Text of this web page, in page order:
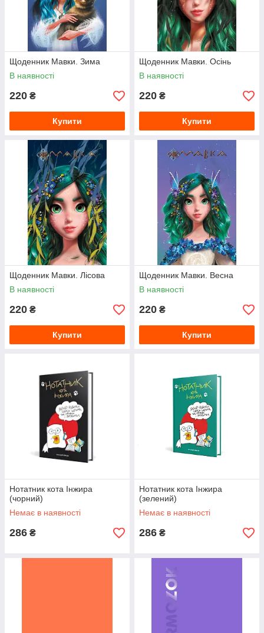
Щоденник Мавки. Зима
В наявності
220 ₴
Купити
Щоденник Мавки. Осінь
В наявності
220 ₴
Купити
Щоденник Мавки. Лісова
В наявності
220 ₴
Купити
Щоденник Мавки. Весна
В наявності
220 ₴
Купити
Нотатник кота Інжира
(чорний)
Немає в наявності
286 ₴
Нотатник кота Інжира
(зелений)
Немає в наявності
286 ₴